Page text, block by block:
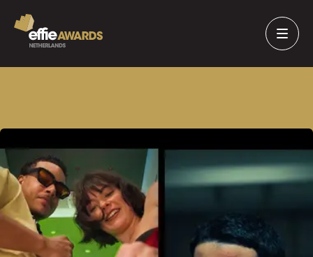
Denormalisering
drugsgebruik
Rotterdam